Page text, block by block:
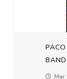
BAND
Mar